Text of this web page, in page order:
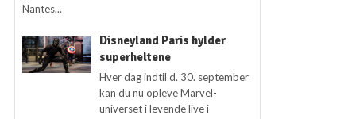
Nantes...
Disneyland Paris hylder
superheltene
Hver dag indtil d. 30. september
kan du nu opleve Marvel-
universet i levende live i